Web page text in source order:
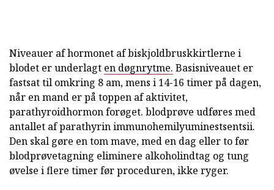
Niveauer af hormonet af biskjoldbruskkirtlerne i
blodet er underlagt en døgnrytme. Basisniveauet er
fastsat til omkring 8 am, mens i 14-16 timer på dagen,
når en mand er på toppen af aktivitet,
parathyroidhormon forøget. blodprøve udføres med
antallet af parathyrin immunohemilyuminestsentsii.
Den skal gøre en tom mave, med en dag eller to før
blodprøvetagning eliminere alkoholindtag og tung
øvelse i flere timer før proceduren, ikke ryger.